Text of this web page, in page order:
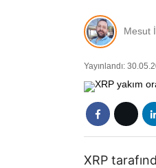
Mesut
Yayınlandı:
XRP